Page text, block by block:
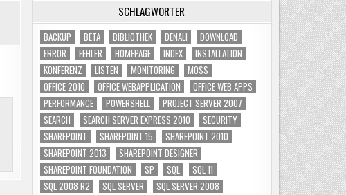
SCHLAGWÖRTER
BACKUP BETA BIBLIOTHEK DENALI
DOWNLOAD
ERROR
FEHLER HOMEPAGE INDEX
INSTALLATION
KONFERENZ
LISTEN MONITORING
MOSS
OFFICE 2010
OFFICE WEBAPPLICATION
OFFICE WEB APPS
PERFORMANCE
POWERSHELL
PROJECT SERVER 2007
SEARCH
SEARCH SERVER EXPRESS 2010
SECURITY
SHAREPOINT
SHAREPOINT 15
SHAREPOINT 2010
SHAREPOINT 2013
SHAREPOINT DESIGNER
SHAREPOINT FOUNDATION
SP SQL
SQL 11
SQL 2008 R2
SQL SERVER
SQL SERVER 2008